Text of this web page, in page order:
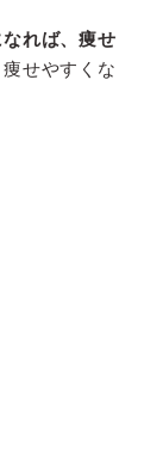
れば、痩せ
せやすくな